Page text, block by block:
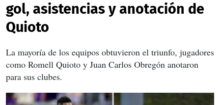
gol, asistencias y anotación de
Quioto
La mayoría de los equipos obtuvieron el triunfo, jugadores
como Romell Quioto y Juan Carlos Obregón anotaron
para sus clubes.